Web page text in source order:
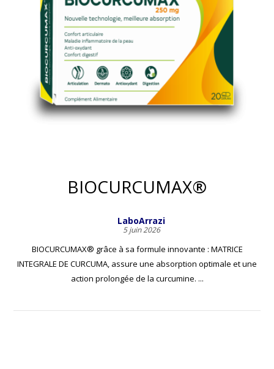
BIOCURCUMAX®
LaboArrazi
5 juin 2026
BIOCURCUMAX® grâce à sa formule innovante : MATRICE
INTEGRALE DE CURCUMA, assure une absorption optimale et une
action prolongée de la curcumine. ...